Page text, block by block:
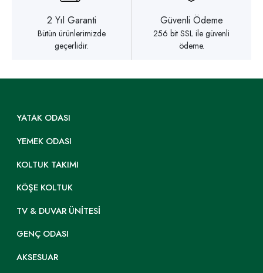
2 Yıl Garanti
Bütün ürünlerimizde
geçerlidir.
Güvenli Ödeme
256 bit SSL ile güvenli
ödeme.
YATAK ODASI
YEMEK ODASI
KOLTUK TAKIMI
KÖŞE KOLTUK
TV & DUVAR ÜNITESI
GENÇ ODASI
AKSESUAR